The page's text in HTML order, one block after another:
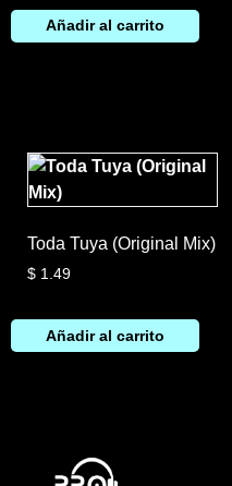
Añadir al carrito
Toda Tuya (Original Mix)
$ 1.49
Añadir al carrito